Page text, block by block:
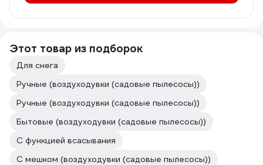
Этот товар из подборок
Для снега
Ручные (воздуходувки (садовые пылесосы))
Ручные (воздуходувки (садовые пылесосы))
Бытовые (воздуходувки (садовые пылесосы))
С функцией всасывания
С мешком (воздуходувки (садовые пылесосы))